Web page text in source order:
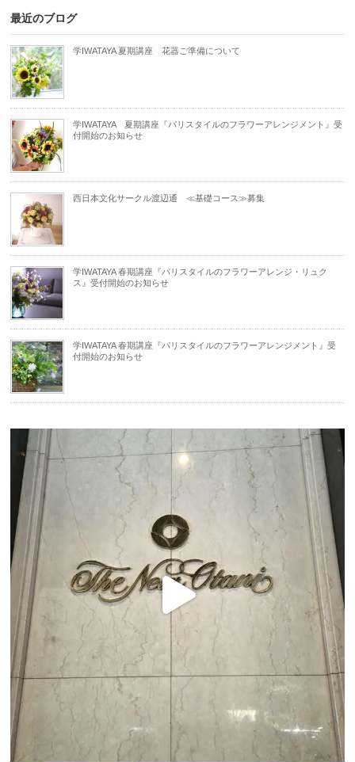
最近のブログ
学IWATAYA 夏期講座 花器ご準備について
学IWATAYA 夏期講座『パリスタイルのフラワーアレンジメント』受
付開始のお知らせ
西日本文化サークル渡辺通 ≪基礎コース≫募集
学IWATAYA 春期講座『パリスタイルのフラワーアレンジ・リュク
ス』受付開始のお知らせ
学IWATAYA 春期講座『パリスタイルのフラワーアレンジメント』受
付開始のお知らせ